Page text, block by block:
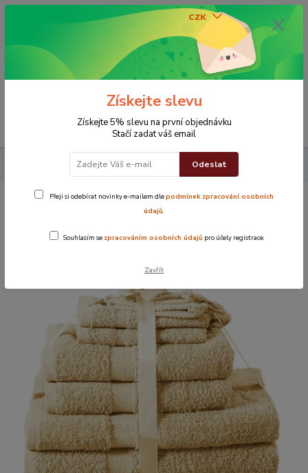
CZK
0 Kč
Sada ručníků Kombo jambo béžová
Sada ručníků Kombo jambo béžová
Získejte slevu
Získejte 5% slevu na první objednávku
Stačí zadat váš email
Odeslat
Přeji si odebírat novinky e-mailem dlepodmínek zpracování osobních
údajů.
Souhlasím se zpracováním osobních údajů pro účely registrace.
Zavřít